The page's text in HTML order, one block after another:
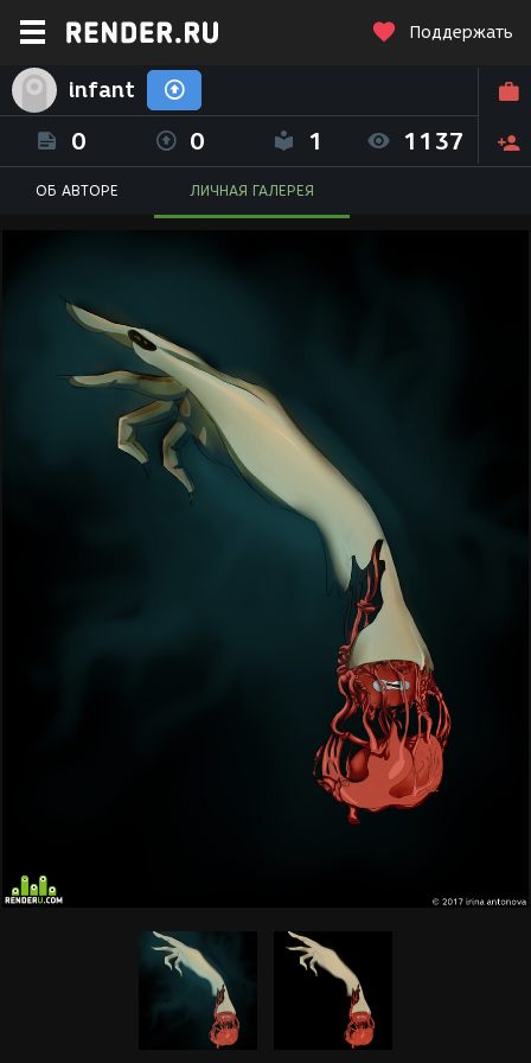
Поддержать
infant
0 0 1 1137
ОБ АВТОРЕ ЛИЧНАЯ ГАЛЕРЕЯ